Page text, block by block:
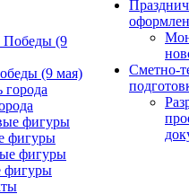
(9 мая)
фигуры
фигуры
Сметно-